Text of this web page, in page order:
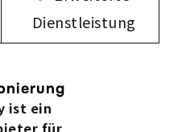
Dienstleistung
ist ein
für